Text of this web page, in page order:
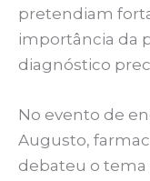
pretendiam
importância da
diagnóstico
No evento de
Augusto,
debateu o tema